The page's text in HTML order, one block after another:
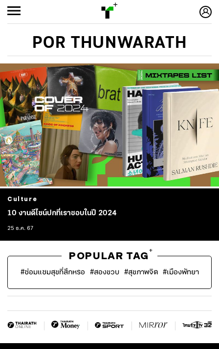
POR THUNWARATH
Culture
10 งานดีไซน์ปกที่เราชอบในปี 2024
25 ธ.ค. 67
POPULAR TAG
+
#ซ่อมแซมสุขที่สึกหรอ #สองขวบ #สุขภาพจิต #เมืองพัทยา